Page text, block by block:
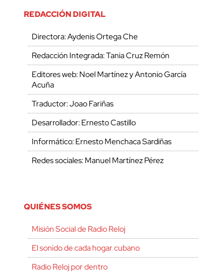
REDACCIÓN DIGITAL
Directora: Aydenis Ortega Che
Redacción Integrada: Tania Cruz Remón
Editores web: Noel Martínez y Antonio García
Acuña
Traductor: Joao Fariñas
Desarrollador: Ernesto Castillo
Informático: Ernesto Menchaca Sardiñas
Redes sociales: Manuel Martínez Pérez
QUIÉNES SOMOS
Misión Social de Radio Reloj
El sonido de cada hogar cubano
Radio Reloj por dentro